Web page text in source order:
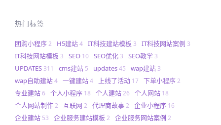
热门标签
团购小程序2 H5建站4 IT科技建站模板 3 IT科技网站案例 3
IT科技网站模板 3 SEO 10 SEO优化 3 SEO教学 3
UPDATES 311 cms建站 5 updates45 wap建站 3
wap自助建站4 一键建站4 上线了活动 17 下单小程序2
专业建站6 个人小程序 18 个人建站26 个人网站 18
个人网站制作2 互联网 2 代理商故事2 企业小程序 16
企业建站 53 企业服务建站模板 2 企业服务网站案例 2